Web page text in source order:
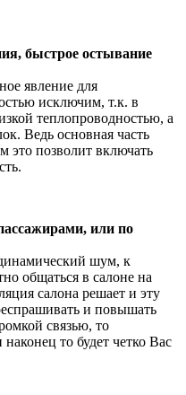
быстрое остывание
явление для
исключим, т.к. в
теплопроводностью, а
Ведь основная часть
это позволит включать
или по
шум, к
общаться в салоне на
салона решает и эту
и повышать
связью, то
то будет четко Вас